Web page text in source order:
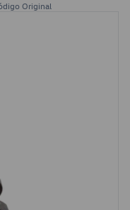
Original